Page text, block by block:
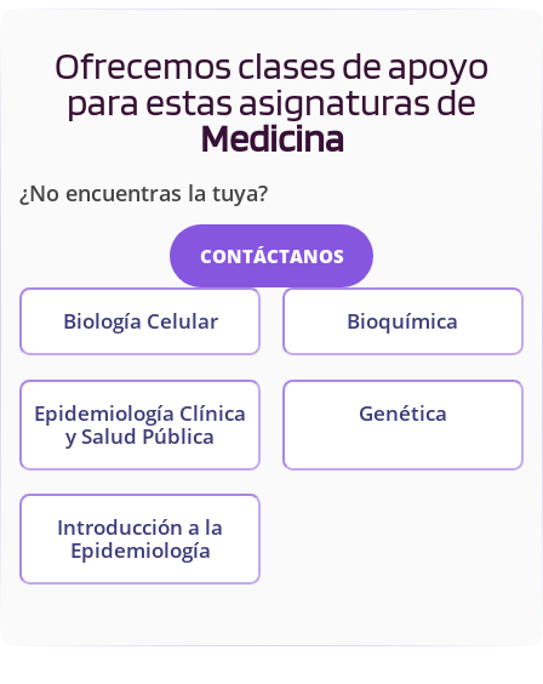
Ofrecemos clases de apoyo
para estas asignaturas de
Medicina
¿No encuentras la tuya?
CONTÁCTANOS
Biología Celular Bioquímica
Epidemiología Clínica
y Salud Pública
Genética
Introducción a la
Epidemiología